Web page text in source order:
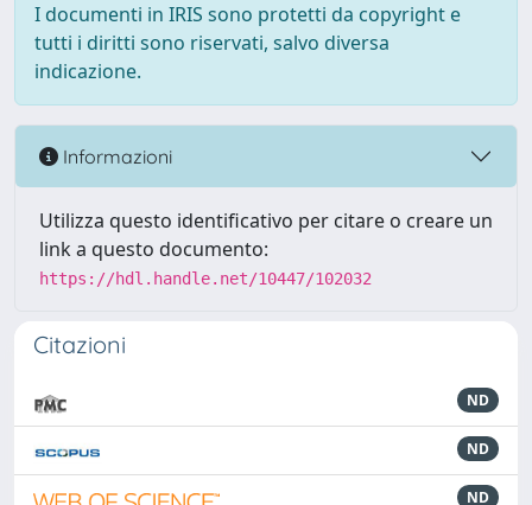
I documenti in IRIS sono protetti da copyright e
tutti i diritti sono riservati, salvo diversa
indicazione.
Informazioni
Utilizza questo identificativo per citare o creare un
link a questo documento:
https://hdl.handle.net/10447/102032
Citazioni
ND
ND
ND